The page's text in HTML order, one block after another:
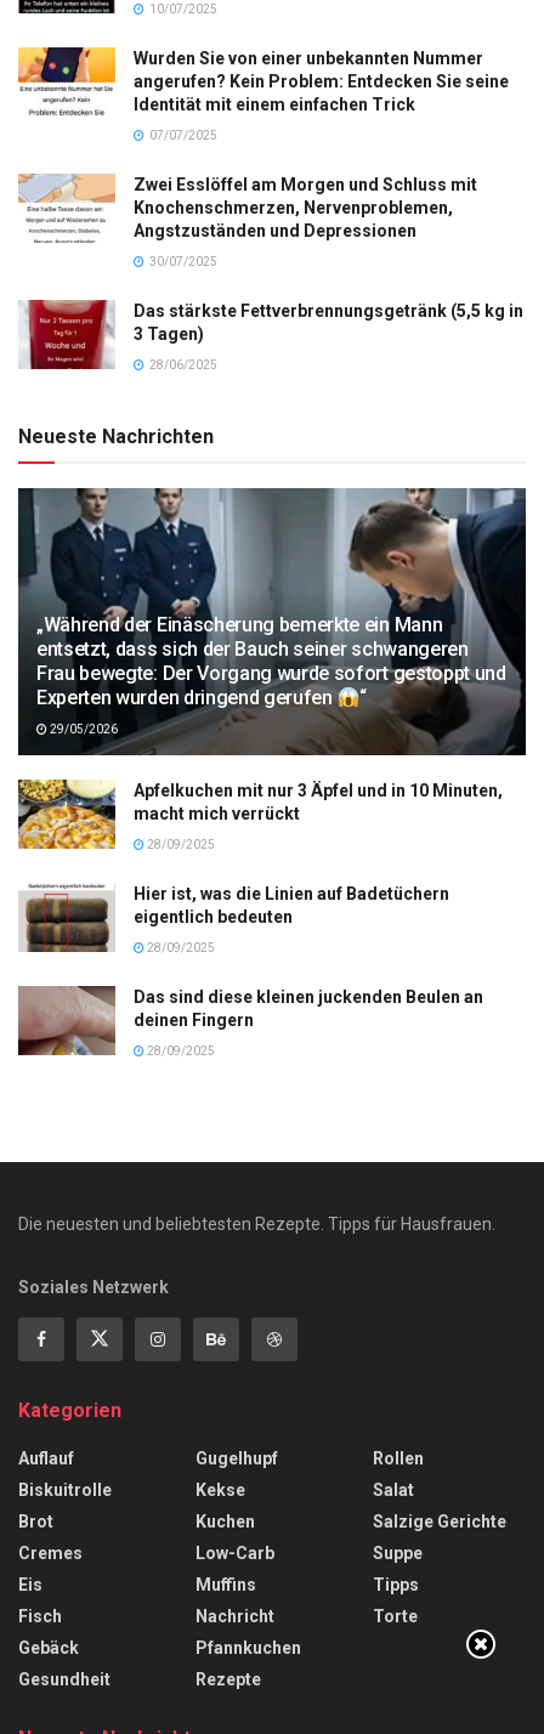
10/07/2025
Wurden Sie von einer unbekannten Nummer
angerufen? Kein Problem: Entdecken Sie seine
Identität mit einem einfachen Trick
07/07/2025
Zwei Esslöffel am Morgen und Schluss mit
Knochenschmerzen, Nervenproblemen,
Angstzuständen und Depressionen
30/07/2025
Das stärkste Fettverbrennungsgetränk (5,5 kg in
3 Tagen)
28/06/2025
Neueste Nachrichten
„Während der Einäscherung bemerkte ein Mann
entsetzt, dass sich der Bauch seiner schwangeren
Frau bewegte: Der Vorgang wurde sofort gestoppt und
Experten wurden dringend gerufen
“
29/05/2026
Apfelkuchen mit nur 3 Äpfel und in 10 Minuten,
macht mich verrückt
28/09/2025
Hier ist, was die Linien auf Badetüchern
eigentlich bedeuten
28/09/2025
Das sind diese kleinen juckenden Beulen an
deinen Fingern
28/09/2025
Die neuesten und beliebtesten Rezepte. Tipps für Hausfrauen.
Soziales Netzwerk
Kategorien
Auflauf
Biskuitrolle
Brot
Cremes
Eis
Fisch
Gebäck
Gesundheit
Gugelhupf
Kekse
Kuchen
Low-Carb
Muffins
Nachricht
Pfannkuchen
Rezepte
Rollen
Salat
Salzige Gerichte
Suppe
Tipps
Torte